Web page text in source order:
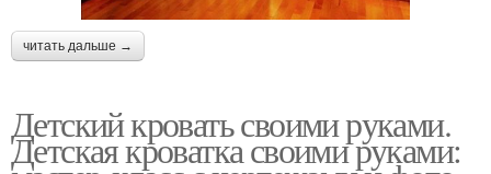
читать дальше →
Детский кровать своими руками.
Детская кроватка своими руками: